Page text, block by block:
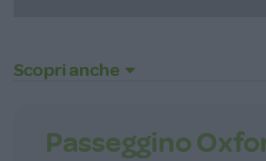
Scopri anche
Passeggino